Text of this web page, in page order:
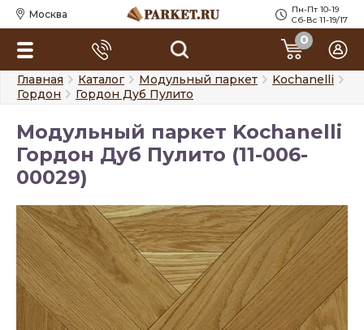
Москва
Пн-Пт 10-19
Сб-Вс 11-19/17
0
Главная Каталог Модульный паркет
Kochanelli
Гордон
Гордон Дуб Пулито
Модульный паркет Kochanelli
Гордон Дуб Пулито (11-006-
00029)